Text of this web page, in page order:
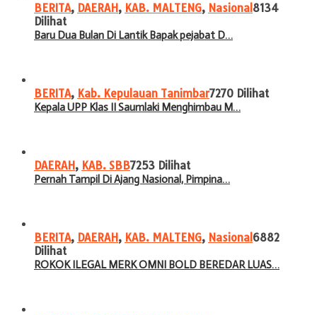
BERITA, DAERAH, KAB. MALTENG, Nasional 8134
Dilihat
Baru Dua Bulan Di Lantik Bapak pejabat D…
BERITA, Kab. Kepulauan Tanimbar7270 Dilihat
Kepala UPP Klas II Saumlaki Menghimbau M…
DAERAH, KAB. SBB7253 Dilihat
Pernah Tampil Di Ajang Nasional, Pimpina…
BERITA, DAERAH, KAB. MALTENG, Nasional 6882
Dilihat
ROKOK ILEGAL MERK OMNI BOLD BEREDAR LUAS…